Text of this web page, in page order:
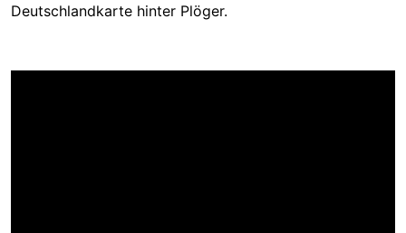
Deutschlandkarte hinter Plöger.